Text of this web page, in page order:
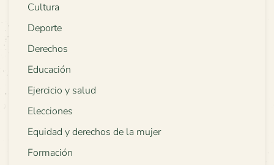
Cultura
Deporte
Derechos
Educación
Ejercicio y salud
Elecciones
Equidad y derechos de la mujer
Formación